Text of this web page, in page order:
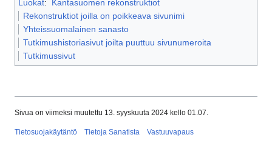
Luokat:
Kantasuomen rekonstruktiot
Rekonstruktiot joilla on poikkeava sivunimi
Yhteissuomalainen sanasto
Tutkimushistoriasivut joilta puuttuu sivunumeroita
Tutkimussivut
Sivua on viimeksi muutettu 13. syyskuuta 2024 kello 01.07.
Tietosuojakäytäntö Tietoja Sanatista Vastuuvapaus